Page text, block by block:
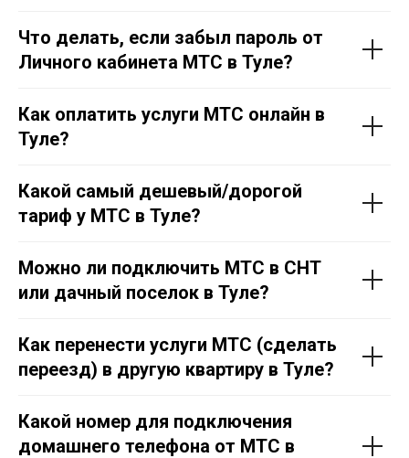
Что делать, если забыл пароль от
Личного кабинета МТС в Туле?
Как оплатить услуги МТС онлайн в
Туле?
Какой самый дешевый/дорогой
тариф у МТС в Туле?
Можно ли подключить МТС в СНТ
или дачный поселок в Туле?
Как перенести услуги МТС (сделать
переезд) в другую квартиру в Туле?
Какой номер для подключения
домашнего телефона от МТС в
8 (800) 350-80-41